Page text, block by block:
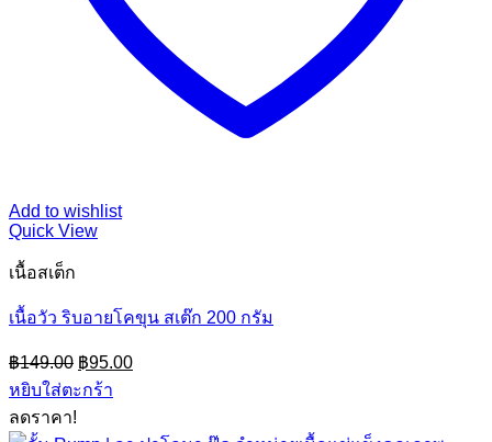
Add to wishlist
Quick View
เนื้อสเต็ก
เนื้อวัว ริบอายโคขุน สเต๊ก 200 กรัม
฿149.00 Original
price
was:
฿95.00Current
price
หยิบใส่ตะกร้า
ลดราคา!